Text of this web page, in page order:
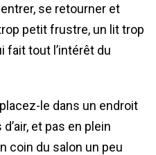
se retourner et
petit frustre, un lit trop
fait tout l’intérêt du
le dans un endroit
et pas en plein
coin du salon un peu